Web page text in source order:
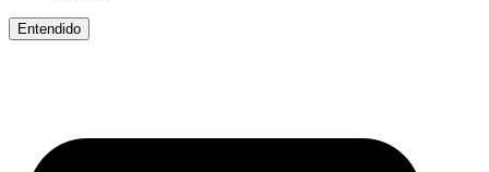
Entendido